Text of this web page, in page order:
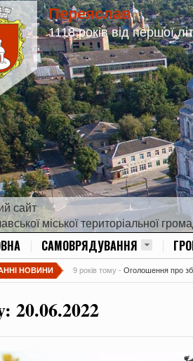
Переяслав
1118 років від першої
сайт
міської територіальної
САМОВРЯДУВАННЯ
НОВИНИ 9 років тому - Оголошення про
20.06.2022